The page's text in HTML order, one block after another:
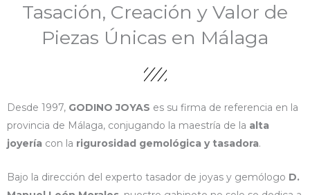
Tasación, Creación y Valor de
Piezas Únicas en Málaga
Desde 1997, GODINO JOYAS es su firma de referencia en la
provincia de Málaga, conjugando la maestría de la alta
joyería con la rigurosidad gemológica y tasadora.
Bajo la dirección del experto tasador de joyas y gemólogo D.